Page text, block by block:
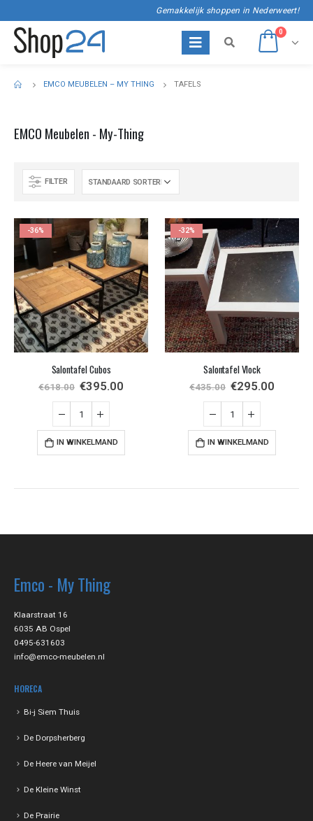
Gemakkelijk shoppen in Nederweert!
0
EMCO MEUBELEN – MY THING TAFELS
EMCO Meubelen - My-Thing
FILTER
-36%
Salontafel Cubos
€618.00 €395.00
IN WINKELMAND
-32%
Salontafel Vlock
€435.00 €295.00
IN WINKELMAND
Emco - My Thing
Klaarstraat 16
6035 AB Ospel
0495-631603
info@emco-meubelen.nl
HORECA
Bi-j Siem Thuis
De Dorpsherberg
De Heere van Meijel
De Kleine Winst
De Prairie